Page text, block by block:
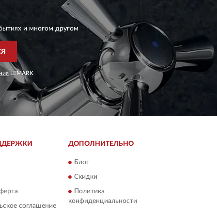
и многом другом
LEMARK
соглашение
ДОПОЛНИТЕЛЬНО
Блог
Скидки
Политика
конфиденциальности